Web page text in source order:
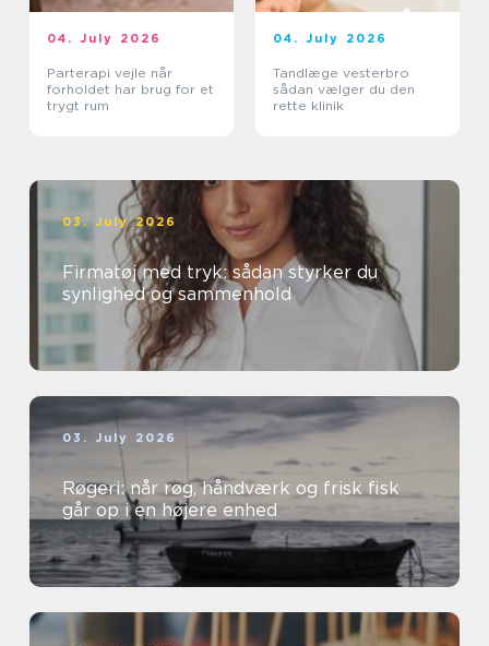
04. July 2026
Parterapi vejle når
forholdet har brug for et
trygt rum
04. July 2026
Tandlæge vesterbro
sådan vælger du den
rette klinik
03. July 2026
Firmatøj med tryk: sådan styrker du
synlighed og sammenhold
03. July 2026
Røgeri: når røg, håndværk og frisk fisk
går op i en højere enhed